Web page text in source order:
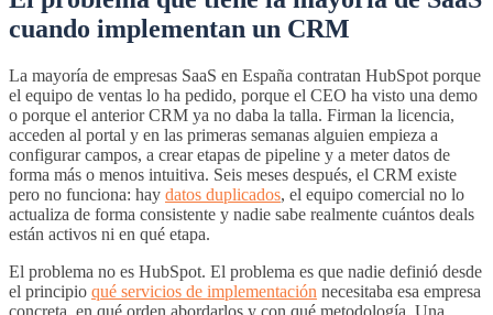
cuando implementan un CRM
La mayoría de empresas SaaS en España contratan HubSpot porque
el equipo de ventas lo ha pedido, porque el CEO ha visto una demo
o porque el anterior CRM ya no daba la talla. Firman la licencia,
acceden al portal y en las primeras semanas alguien empieza a
configurar campos, a crear etapas de pipeline y a meter datos de
forma más o menos intuitiva. Seis meses después, el CRM existe
pero no funciona: hay datos duplicados, el equipo comercial no lo
actualiza de forma consistente y nadie sabe realmente cuántos deals
están activos ni en qué etapa.
El problema no es HubSpot. El problema es que nadie definió desde
el principio qué servicios de implementación necesitaba esa empresa
concreta, en qué orden abordarlos y con qué metodología. Una